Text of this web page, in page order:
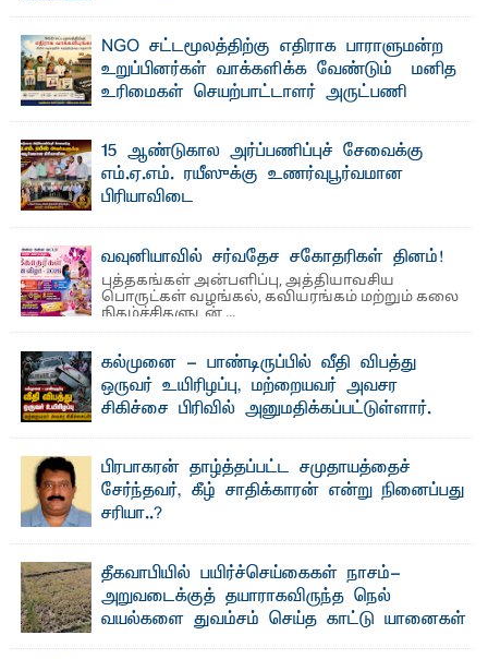
NGO சட்டமூலத்திற்கு எதிராக பாராளுமன்ற
உறுப்பினர்கள் வாக்களிக்க வேண்டும் – மனித
உரிமைகள் செயற்பாட்டாளர் அருட்பணி
ஜே. எப். காமிலா பேகம்- இ லங்கை அரசாங்கம் அரசுசாரா
அமைப்புகள் (NGO) தொடர்பான புதிய சட்டமூலத்தை ...
15 ஆண்டுகால அர்ப்பணிப்புச் சேவைக்கு
எம்.ஏ.எம். ரயீஸுக்கு உணர்வுபூர்வமான
பிரியாவிடை
வவுனியாவில் சர்வதேச சகோதரிகள் தினம்!
புத்தகங்கள் அன்பளிப்பு, அத்தியாவசிய
பொருட்கள் வழங்கல், கவியரங்கம் மற்றும் கலை
நிகழ்ச்சிகளுடன் ...
கல்முனை - பாண்டிருப்பில் வீதி விபத்து
ஒருவர் உயிரிழப்பு, மற்றையவர் அவசர
சிகிச்சை பிரிவில் அனுமதிக்கப்பட்டுள்ளார்.
பாண்டிருப்பு ...பிரபாகரன் தாழ்த்தப்பட்ட சமுதாயத்தைச்
சேர்ந்தவர், கீழ் சாதிக்காரன் என்று நினைப்பது
சரியா..?
தீகவாபியில் பயிர்ச்செய்கைகள் நாசம்-
அறுவடைக்குத் தயாராகவிருந்த நெல்
வயல்களை துவம்சம் செய்த காட்டு யானைகள்